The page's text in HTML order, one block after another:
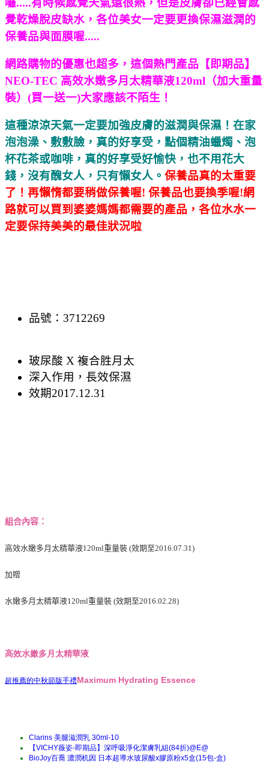
囉.....有時候感覺天氣還很熱，但是皮膚卻已經會感
覺乾燥脫皮缺水，各位美女一定要更換保濕滋潤的
保養品與面膜喔.....
網路購物的優惠也超多，這個熱門產品 【即期品】
NEO-TEC 高效水嫩多月太精華液120ml（加大重量
裝）(買一送一)大家應該不陌生！
這種涼涼天氣一定要加強皮膚的滋潤與保濕！在家
泡泡澡、敷敷臉，真的好享受，點個精油蠟燭、泡
杯花茶或咖啡，真的好享受好愉快，也不用花大
錢，沒有醜女人，只有懶女人。 保養品真的太重要
了！再懶惰都要稍做保養喔! 保養品也要換季喔!網
路就可以買到婆婆媽媽都需要的產品，各位水水一
定要保持美美的最佳狀況啦
品號：3712269
玻尿酸 X 複合胜月太
深入作用，長效保濕
效期2017.12.31
組合內容：
高效水嫩多月太精華液120ml重量裝 (效期至2016.07.31)
加贈
水嫩多月太精華液120ml重量裝 (效期至2016.02.28)
高效水嫩多月太精華液
超推薦的中秋節版手禮Maximum Hydrating Essence
Clarins 美腿滋潤乳 30ml-10
【VICHY薇姿-即期品】深呼吸淨化潔膚乳組(84折)@E@
BioJoy百喬 濃潤机因 日本超導水玻尿酸x膠原粉x5盒(15包-盒)